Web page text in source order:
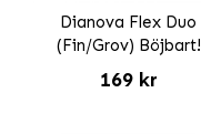
Dianova Flex Duo
(Fin/Grov) Böjbart!
169 kr